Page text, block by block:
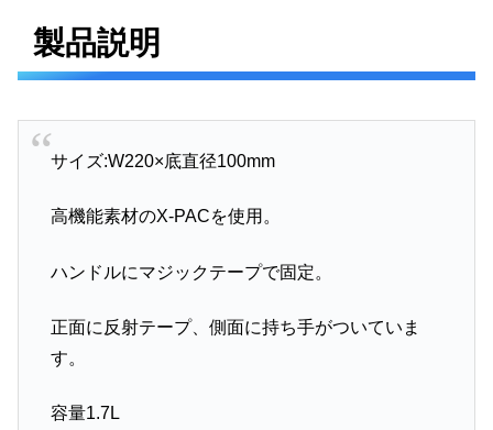
製品説明
サイズ:W220×底直径100mm
高機能素材のX-PACを使用。
ハンドルにマジックテープで固定。
正面に反射テープ、側面に持ち手がついていま
す。
容量1.7L